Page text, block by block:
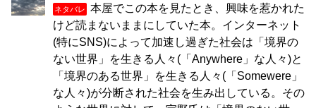
ネタバレ
本屋でこの本を見たとき、興味を惹かれた
けど読まないままにしていた本。インターネット
(特にSNS)によって加速し過ぎた社会は「境界の
ない世界」を生きる人々(「Anywhere」な人々)と
「境界のある世界」を生きる人々(「Somewere」
な人々)が分断された社会を生み出している。その